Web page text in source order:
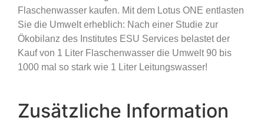
Flaschenwasser kaufen. Mit dem Lotus ONE entlasten
Sie die Umwelt erheblich: Nach einer Studie zur
Ökobilanz des Institutes ESU Services belastet der
Kauf von 1 Liter Flaschenwasser die Umwelt 90 bis
1000 mal so stark wie 1 Liter Leitungswasser!
Zusätzliche Information